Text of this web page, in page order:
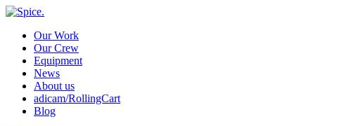
Our Work
Our Crew
Equipment
News
About us
adicam/RollingCart
Blog